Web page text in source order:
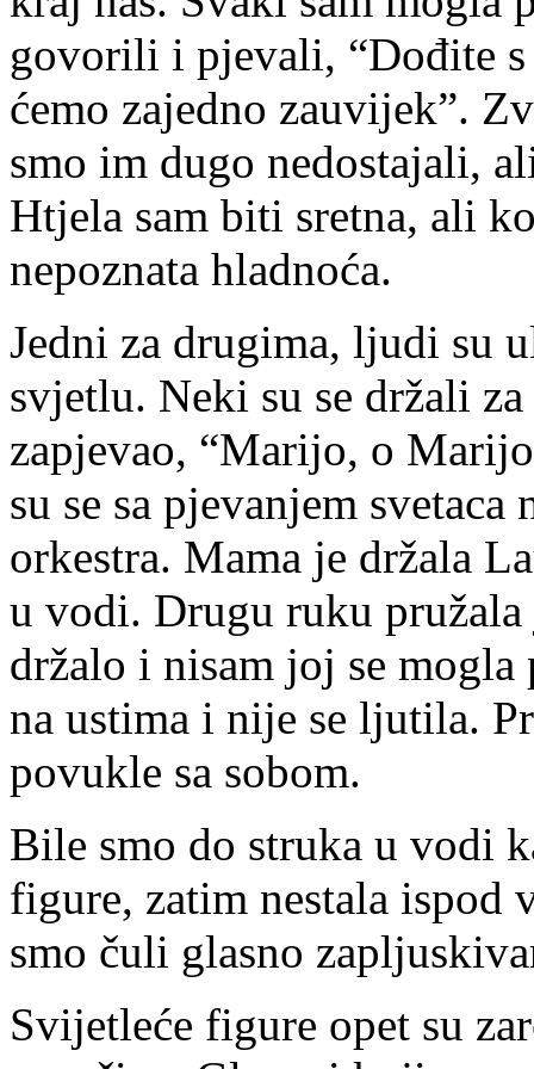
govorili i pjevali, “Dođite s
ćemo zajedno zauvijek”.
smo im dugo nedostajali,
Htjela sam biti sretna, ali
nepoznata hladnoća.
Jedni za drugima, ljudi su
svjetlu. Neki su se držali
zapjevao, “Marijo, o
su se sa pjevanjem
orkestra. Mama je držala
u vodi. Drugu ruku pružala
držalo i nisam joj se
na ustima i nije se ljutila.
povukle sa sobom.
Bile smo do struka u vodi
figure, zatim nestala ispod
smo čuli glasno
Svijetleće figure opet su